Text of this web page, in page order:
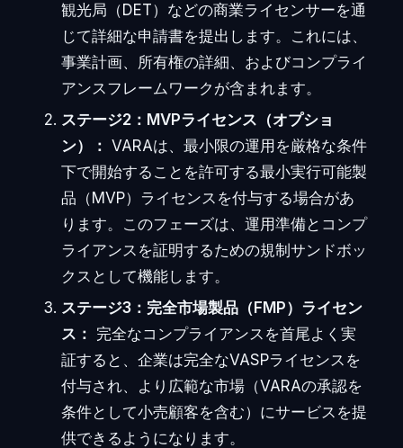
観光局（DET）などの商業ライセンサーを通
じて詳細な申請書を提出します。これには、
事業計画、所有権の詳細、およびコンプライ
アンスフレームワークが含まれます。
ステージ2：MVPライセンス（オプショ
ン）： VARAは、最小限の運用を厳格な条件
下で開始することを許可する最小実行可能製
品（MVP）ライセンスを付与する場合があ
ります。このフェーズは、運用準備とコンプ
ライアンスを証明するための規制サンドボッ
クスとして機能します。
ステージ3：完全市場製品（FMP）ライセン
ス： 完全なコンプライアンスを首尾よく実
証すると、企業は完全なVASPライセンスを
付与され、より広範な市場（VARAの承認を
条件として小売顧客を含む）にサービスを提
供できるようになります。